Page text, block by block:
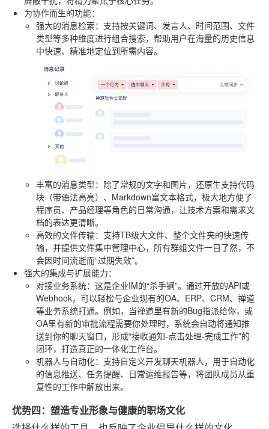
为协作而生的功能：
强大的消息检索：支持按关键词、发言人、时间范围、文件
类型等多种维度进行组合搜索，帮助用户在海量的历史信息
中快速、精准地定位到所需内容。
丰富的消息类型：除了常规的文字和图片，还原生支持代码
块（带语法高亮）、Markdown富文本格式，极大地方便了
程序员、产品经理等角色的日常沟通，让技术方案和需求文
档的表达更清晰。
高效的文件传输：支持TB级大文件、整个文件夹的快速传
输，并提供文件集中管理中心，所有群组文件一目了然，不
会因时间流逝而“过期失效”。
强大的集成与扩展能力：
对接业务系统：这是企业IM的“杀手锏”。通过开放的API或
Webhook，可以轻松与企业现有的OA、ERP、CRM、禅道
等业务系统打通。例如，当禅道里有新的Bug指派给你，或
OA里有新的审批流程需要你处理时，系统会自动将通知推
送到你的聊天窗口，形成“接收通知-点击处理-完成工作”的
闭环，打造真正的一体化工作台。
机器人与自动化：支持自定义开发聊天机器人，用于自动化
的信息推送、任务提醒、日常运维报告等，将团队成员从重
复性的工作中解放出来。
优势四：塑造专业形象与健康的职场文化